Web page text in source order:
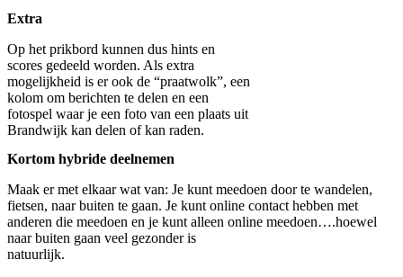
Extra
Op het prikbord kunnen dus hints en
scores gedeeld worden. Als extra
mogelijkheid is er ook de “praatwolk”, een
kolom om berichten te delen en een
fotospel waar je een foto van een plaats uit
Brandwijk kan delen of kan raden.
Kortom hybride deelnemen
Maak er met elkaar wat van: Je kunt meedoen door te wandelen,
fietsen, naar buiten te gaan. Je kunt online contact hebben met
anderen die meedoen en je kunt alleen online meedoen….hoewel
naarbuiten gaan veel gezonder is
natuurlijk.